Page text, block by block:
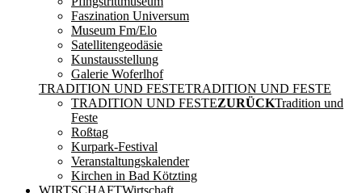
Faszination Universum
Museum Fm/Elo
Satellitengeodäsie
Kunstausstellung
Galerie Woferlhof
TRADITION UND FESTETRADITION UND FESTE
TRADITION UND FESTEZURÜCKTradition und
Feste
Roßtag
Kurpark-Festival
Veranstaltungskalender
Kirchen in Bad Kötzting
WIRTSCHAFTWirtschaft